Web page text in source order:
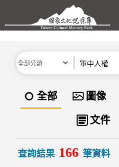
跳到主要內容區塊
分類
全部 圖像
文件
查詢結果 166 筆資料